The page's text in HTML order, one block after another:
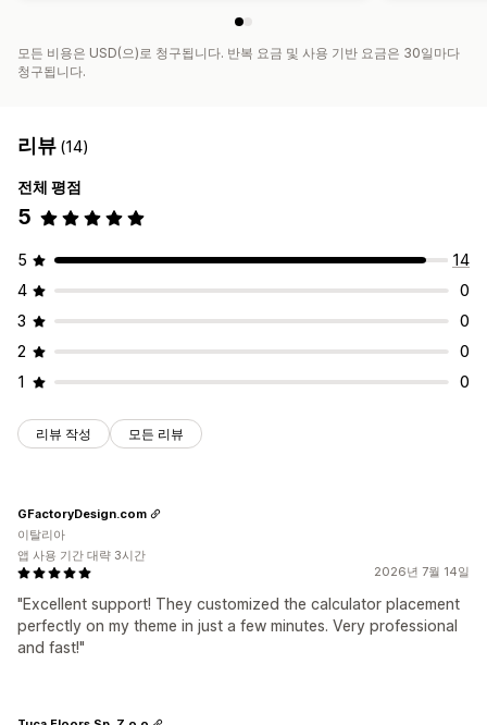
모든 비용은 USD(으)로 청구됩니다. 반복 요금 및 사용 기반 요금은 30일마다
청구됩니다.
리뷰 (14)
전체 평점
5
5
14
4
0
3
0
2
0
1
0
리뷰 작성 모든 리뷰
2026년 7월 14일
"Excellent support! They customized the calculator placement
perfectly on my theme in just a few minutes. Very professional
and fast!"
GFactoryDesign.com
이탈리아
앱 사용 기간 대략 3시간